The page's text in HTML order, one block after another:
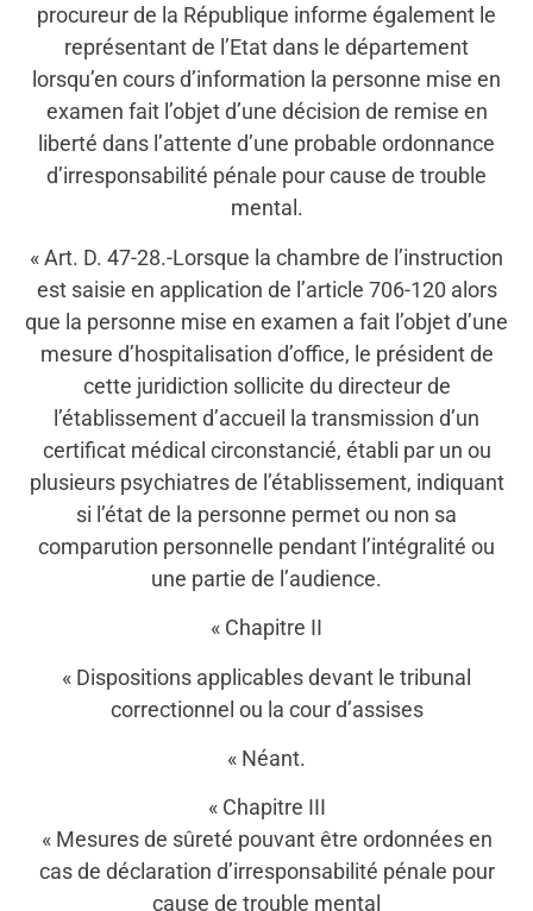
procureur de la République informe également le
représentant de l’Etat dans le département
lorsqu’en cours d’information la personne mise en
examen fait l’objet d’une décision de remise en
liberté dans l’attente d’une probable ordonnance
d’irresponsabilité pénale pour cause de trouble
mental.
« Art. D. 47-28.-Lorsque la chambre de l’instruction
est saisie en application de l’article 706-120 alors
que la personne mise en examen a fait l’objet d’une
mesure d’hospitalisation d’office, le président de
cette juridiction sollicite du directeur de
l’établissement d’accueil la transmission d’un
certificat médical circonstancié, établi par un ou
plusieurs psychiatres de l’établissement, indiquant
si l’état de la personne permet ou non sa
comparution personnelle pendant l’intégralité ou
une partie de l’audience.
« Chapitre II
« Dispositions applicables devant le tribunal
correctionnel ou la cour d’assises
« Néant.
« Chapitre III
« Mesures de sûreté pouvant être ordonnées en
cas de déclaration d’irresponsabilité pénale pour
cause de trouble mental